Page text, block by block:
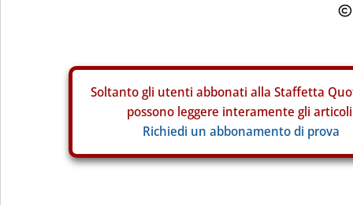
Soltanto gli utenti abbonati alla Staffetta
possono leggere interamente gli
Richiedi un abbonamento di prova